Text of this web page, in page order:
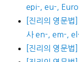
epi-, eu-,
[진리의 영문
사 en-, em-,
[진리의 영문